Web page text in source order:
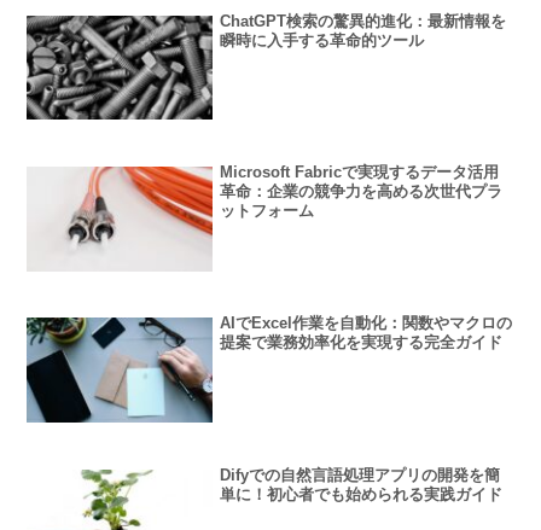
ChatGPT検索の驚異的進化：最新情報を
瞬時に入手する革命的ツール
Microsoft Fabricで実現するデータ活用
革命：企業の競争力を高める次世代プラ
ットフォーム
AIでExcel作業を自動化：関数やマクロの
提案で業務効率化を実現する完全ガイド
Difyでの自然言語処理アプリの開発を簡
単に！初心者でも始められる実践ガイド